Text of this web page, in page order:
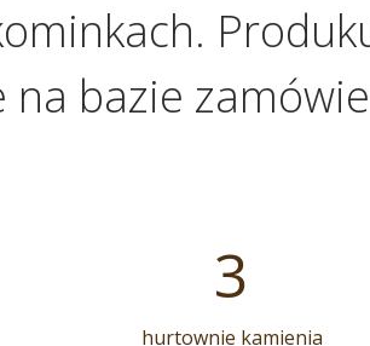
bazie
3
hurtownie kamienia